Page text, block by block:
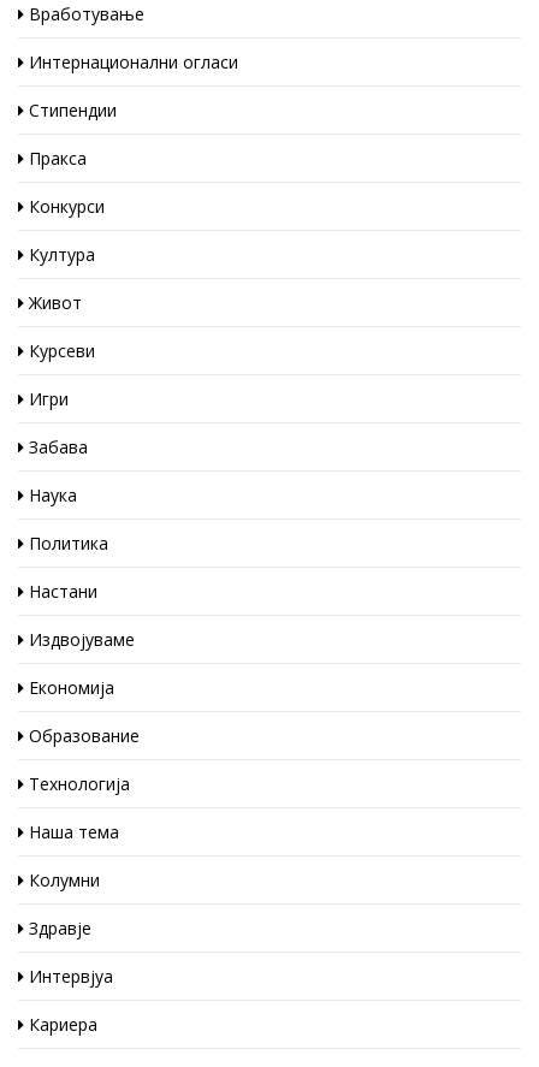
Вработување
Интернационални огласи
Стипендии
Пракса
Конкурси
Култура
Живот
Курсеви
Игри
Забава
Наука
Политика
Настани
Издвојуваме
Економија
Образование
Технологија
Наша тема
Колумни
Здравје
Интервјуа
Кариера